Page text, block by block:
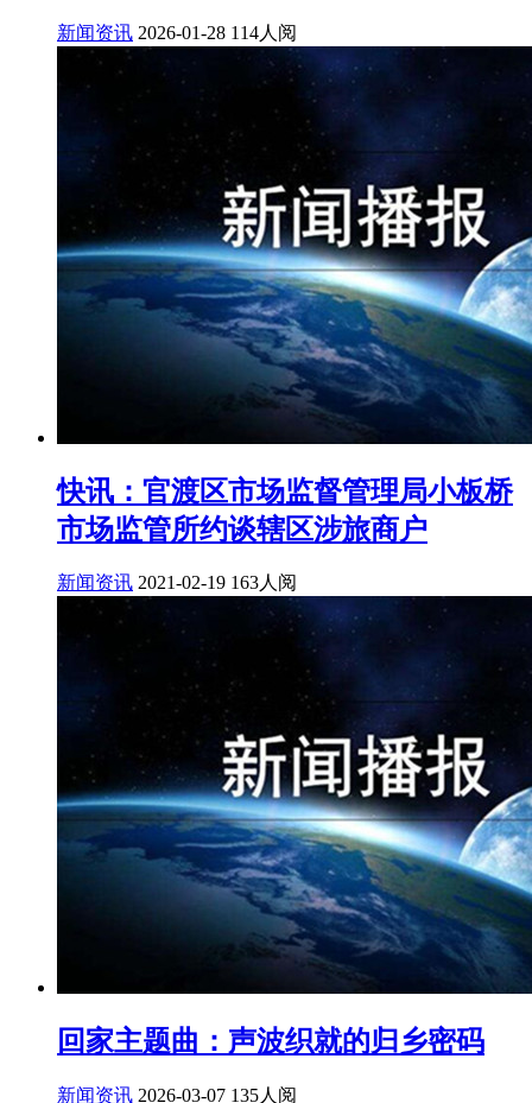
新闻资讯 2026-01-28 114人阅
快讯：官渡区市场监督管理局小板桥
市场监管所约谈辖区涉旅商户
新闻资讯 2021-02-19 163人阅
回家主题曲：声波织就的归乡密码
新闻资讯 2026-03-07 135人阅